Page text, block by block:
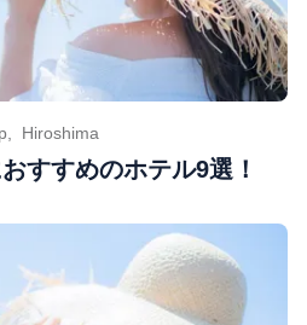
Hiroshima
すすめのホテル9選！